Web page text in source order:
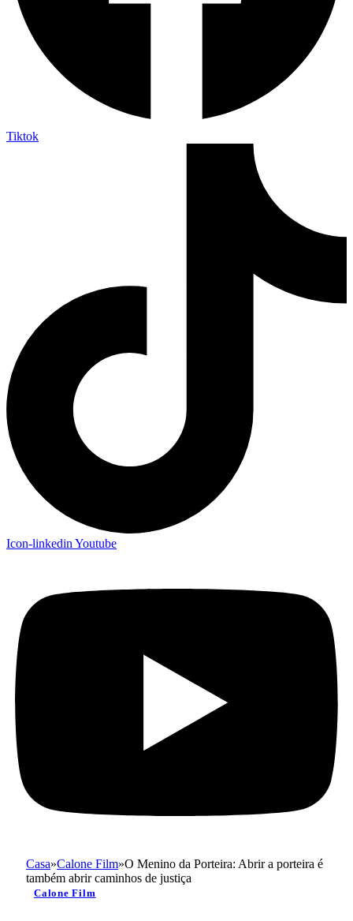
Tiktok
Icon-linkedin Youtube
Casa»Calone Film»O Menino da Porteira: Abrir a porteira é
também abrir caminhos de justiça
Calone Film